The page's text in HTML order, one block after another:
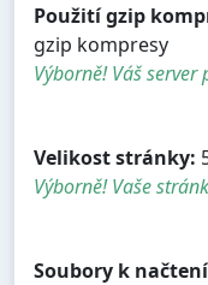
Použití gzip
gzip kompresy
Výborně! Váš
Velikost stránky:
Výborně! Vaše
Soubory k